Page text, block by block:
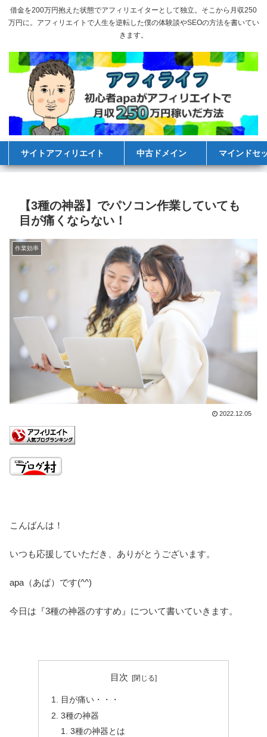
借金を200万円抱えた状態でアフィリエイターとして独立。そこから月収250
万円に。アフィリエイトで人生を逆転した僕の体験談やSEOの方法を書いてい
きます。
サイトアフィリエイト 中古ドメイン マインドセ
【3種の神器】でパソコン作業していても
目が痛くならない！
作業効率
2022.12.05
こんばんは！
いつも応援していただき、ありがとうございます。
apa（あぱ）です(^^)
今日は『3種の神器のすすめ』について書いていきます。
目次
目が痛い・・・
3種の神器
3種の神器とは